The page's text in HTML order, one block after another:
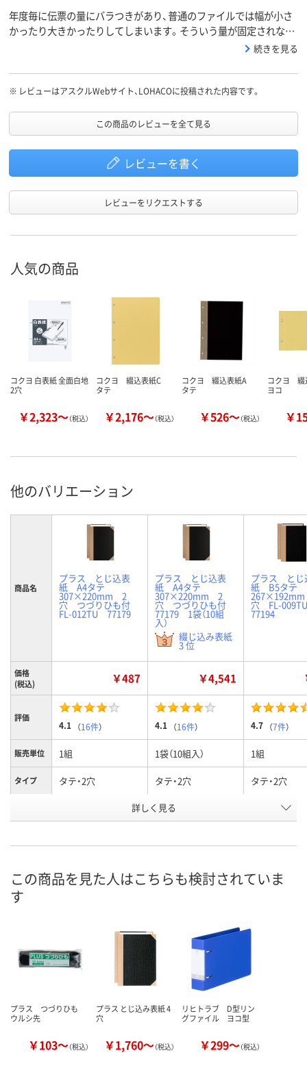
年度毎に伝票の量にバラつきがあり、普通のファイルでは幅が小さ
かったり大きかったりしてしまいます。そういう量が固定されない
大量の紙を綴るのには、何だか懐かしい感じのする(小学校で先生と
ます。背表紙が欲しい場合は、厚紙で表紙の折り目の部分が端にく
るように背表紙を作り、綴りたいのパンチ穴部分を包んだ上から上
表紙 ————紙の束→ 三三三コ ← コ の部分
が厚紙で制作した背表紙 ——ー—こんな感じに。
続きを見る
※ レビューはアスクルWebサイト、LOHACOに投稿された内容です。
この商品のレビューを全て見る
レビューを書く
レビューをリクエストする
人気の商品
コクヨ 白表紙 全面白地
2穴
￥2,323～（税込）
コクヨ 綴込表紙C
タテ
￥2,176～（税込）
コクヨ 綴込表紙A
タテ
￥526～（税込）
コクヨ
ヨコ
￥
他のバリエーション
商品名
プラス とじ込表
紙 A4タテ
307×220mm 2
穴 つづりひも付
FL-012TU 77179
プラス とじ込表
紙 A4タテ
307×220mm 2
穴 つづりひも付
77179 1袋（10組
入）
綴じ込み表紙
3 位
プラス とじ
紙 B5タテ
穴 FL-
77194
価格
(税込)
￥487 ￥4,541
評価
4.1 （16件） 4.1 （16件） 4.7 （7件）
販売単位 1組 1袋（10組入） 1組
タイプ タテ・2穴 タテ・2穴 タテ・2穴
A4
号
お届け日
カゴへ
数量 数量
詳しく見る
この商品を見た人はこちらも検討されていま
す
プラス つづりひも
ウルシ先
￥103～（税込）
プラス とじ込み表紙 4
穴
￥1,760～（税込）
リヒトラブ D型リン
グファイル ヨコ型
￥299～（税込）